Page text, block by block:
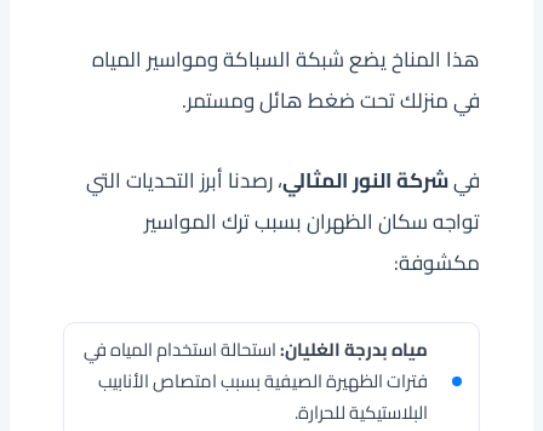
هذا المناخ يضع شبكة السباكة ومواسير المياه
في منزلك تحت ضغط هائل ومستمر.
فيشركة النور المثالي، رصدنا أبرز التحديات التي
تواجه سكان الظهران بسبب ترك المواسير
مكشوفة:
مياه بدرجة الغليان:استحالة استخدام المياه في
فترات الظهيرة الصيفية بسبب امتصاص الأنابيب
البلاستيكية للحرارة.